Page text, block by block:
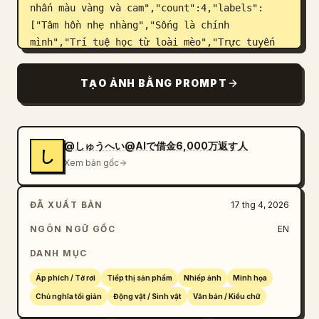
nhấn màu vàng và cam","count":4,"labels":
["Tâm hồn nhẹ nhàng","Sống là chính
mình","Trí tuệ học từ loài mèo","Trực tuyến
góc màu trắng với các biểu tượng và một vòng
tròn màu xanh lá cây"}]}}
TẠO ẢNH BẰNG PROMPT
し
@しゅうへい@AIで借金6,000万返す人
Xem bản gốc
ĐÃ XUẤT BẢN 17 thg 4, 2026
NGÔN NGỮ GỐC EN
DANH MỤC
Áp phích / Tờ rơi Tiếp thị sản phẩm Nhiếp ảnh Minh họa
Chủ nghĩa tối giản Động vật / Sinh vật Văn bản / Kiểu chữ